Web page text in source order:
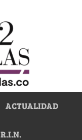
ACTUALIDAD
R.I.N.